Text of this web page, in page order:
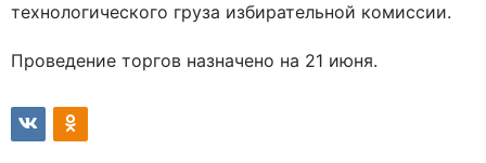
технологического груза избирательной комиссии.
Проведение торгов назначено на 21 июня.